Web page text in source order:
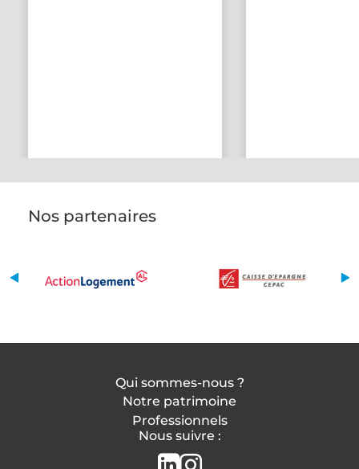
Nos partenaires
Qui sommes-nous ?
Notre patrimoine
Professionnels
Nous suivre :